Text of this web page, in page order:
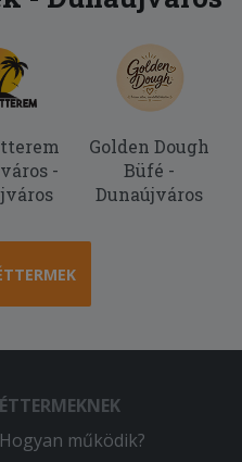
-
Golden Dough
Büfé -
Dunaújváros
ÉTTERMEKNEK
Hogyan működik?